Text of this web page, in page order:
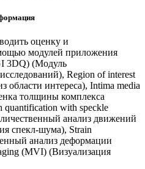
оценку и
модулей приложения
3DQ) (Модуль
Region of interest
области интереса), Intima media
толщины комплекса
quantification with speckle
анализ движений
спекл-шума), Strain
анализ деформации
(MVI) (Визуализация